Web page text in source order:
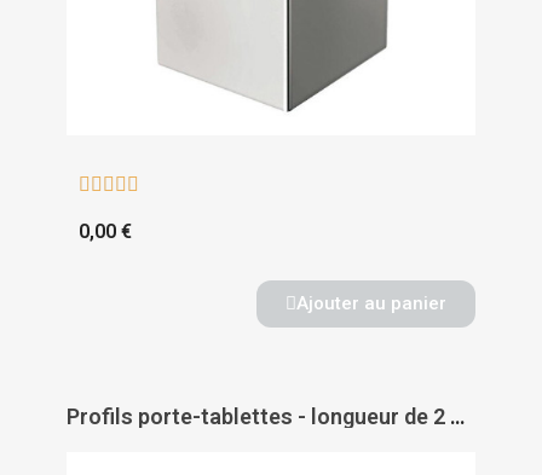
    
0,00 €
Ajouter au panier
Profils porte-tablettes - longueur de 2 m - aluminium - QUINCADÉCOR